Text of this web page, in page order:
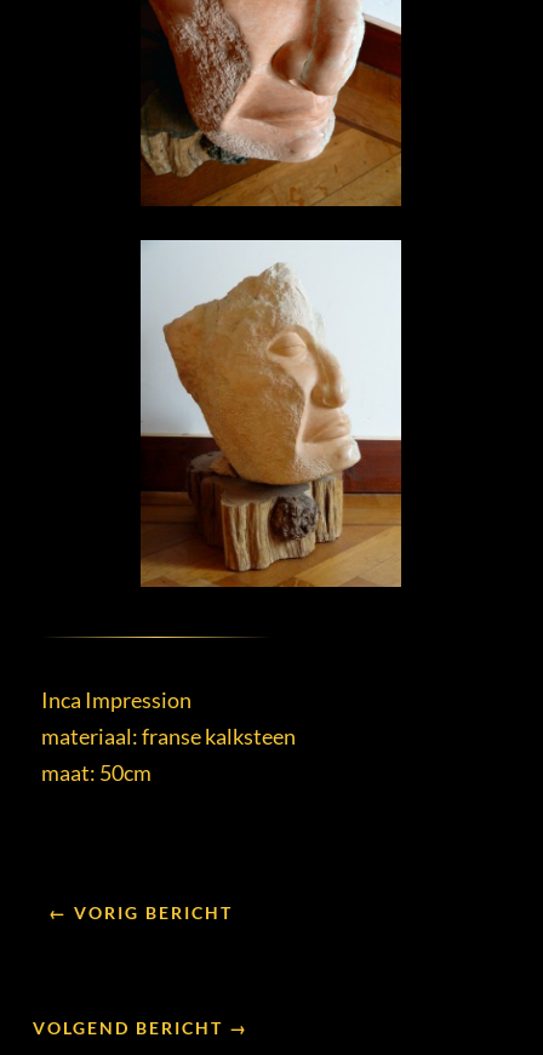
Inca Impression
materiaal: franse kalksteen
maat: 50cm
← VORIG BERICHT
VOLGEND BERICHT →